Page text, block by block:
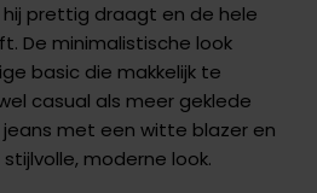
prettig draagt en de hele
De minimalistische look
basic die makkelijk te
casual als meer geklede
met een witte blazer en
moderne look.